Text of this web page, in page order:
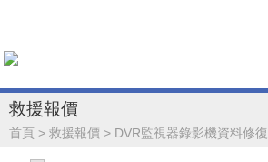
救援報價
首頁 > 救援報價 > DVR監視器錄影機資料修復